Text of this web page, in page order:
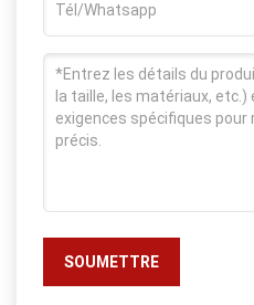
SOUMETTRE